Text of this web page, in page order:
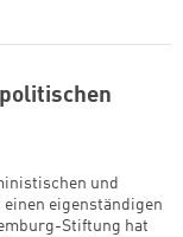
und
eigenständigen
Stiftung hat